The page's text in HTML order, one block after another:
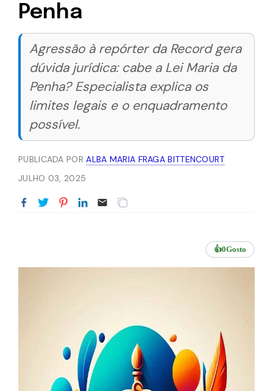
Penha
Agressão à repórter da Record gera
dúvida jurídica: cabe a Lei Maria da
Penha? Especialista explica os
limites legais e o enquadramento
possível.
PUBLICADA PORALBA MARIA FRAGA BITTENCOURT
JULHO 03, 2025
👍0Gosto